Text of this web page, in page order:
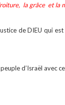
la grâce et la
de DIEU qui
d’Israël avec